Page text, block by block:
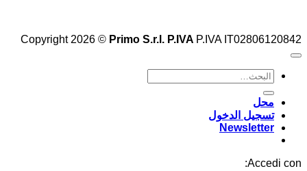
Copyright 2026 © Primo S.r.l. P.IVA P.IVA IT02806120842
البحث
محل
تسجيل الدخول
Newsletter
Accedi con: